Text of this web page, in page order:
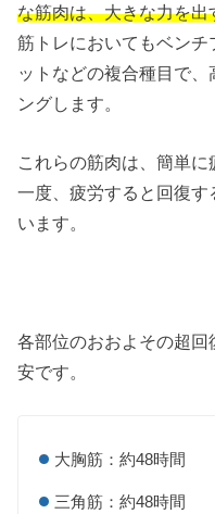
な筋肉は、大きな力を
筋トレにおいてもベン
ットなどの複合種目で
ングします。
これらの筋肉は、簡単に
一度、疲労すると回復
います。
各部位のおおよその超回
安です。
大胸筋：約48時間
三角筋：約48時間